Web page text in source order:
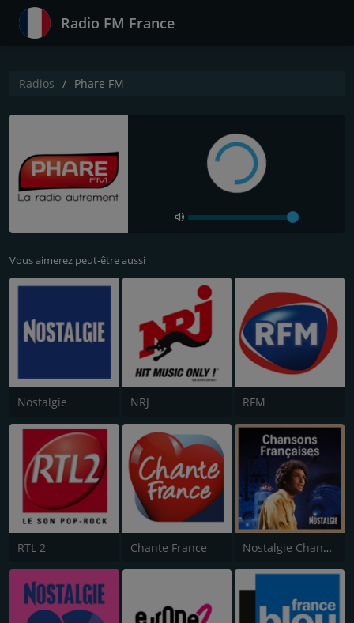
Radio FM France
Radios Phare FM
Vous aimerez peut-être aussi
Nostalgie NRJ RFM
RTL 2 Chante France Nostalgie Chansons Françaises